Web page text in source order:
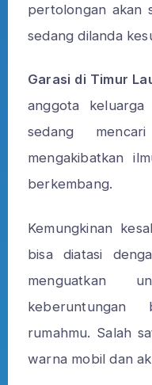
pertolongan akan
sedang dilanda
Garasi di Timur
anggota
sedang
mengakibatkan
berkembang.
Kemungkinan
bisa diatasi
menguatkan
rumahmu. Salah
warna mobil dan